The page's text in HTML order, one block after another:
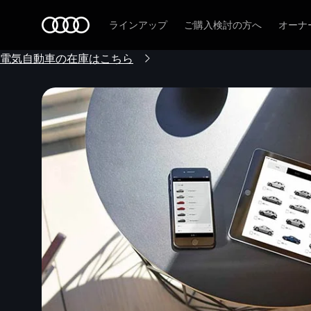
ラインアップ ご購入検討の方へ オーナ
電気自動車の在庫はこちら